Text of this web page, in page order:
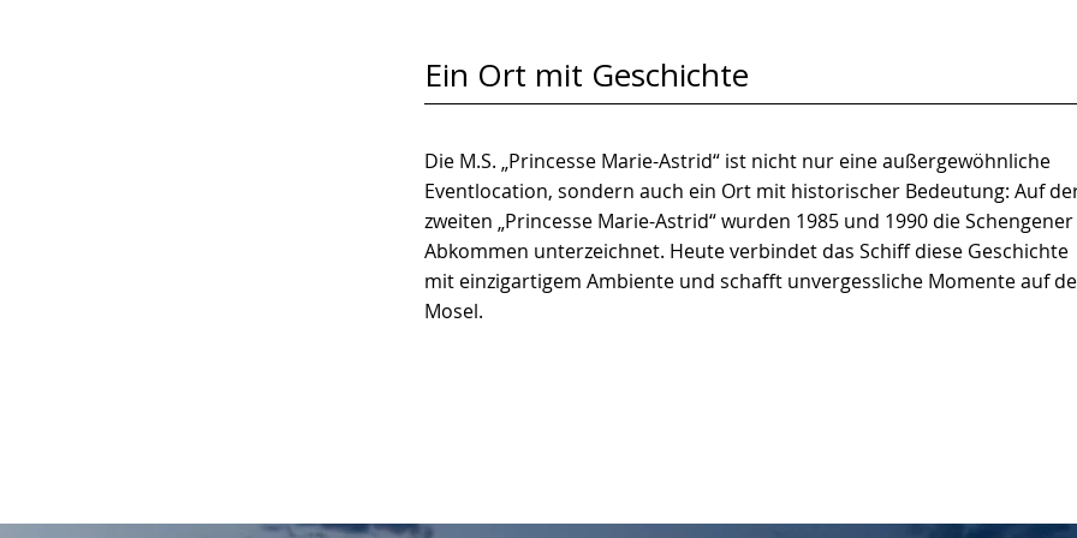
Ein Ort mit Geschichte
Die M.S. „Princesse Marie-Astrid“ ist nicht nur eine außergewöhnliche
Eventlocation, sondern auch ein Ort mit historischer Bedeutung: Auf
zweiten „Princesse Marie-Astrid“ wurden 1985 und 1990 die Schengener
Abkommen unterzeichnet. Heute verbindet das Schiff diese Geschichte
mit einzigartigem Ambiente und schafft unvergessliche Momente auf
Mosel.